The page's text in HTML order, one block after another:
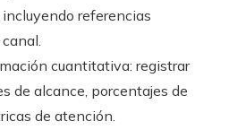
referencias
cuantitativa: registrar
de alcance, porcentajes de
de atención.